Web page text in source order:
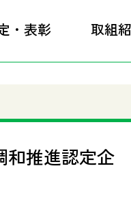
・表彰 取組
推進認定企